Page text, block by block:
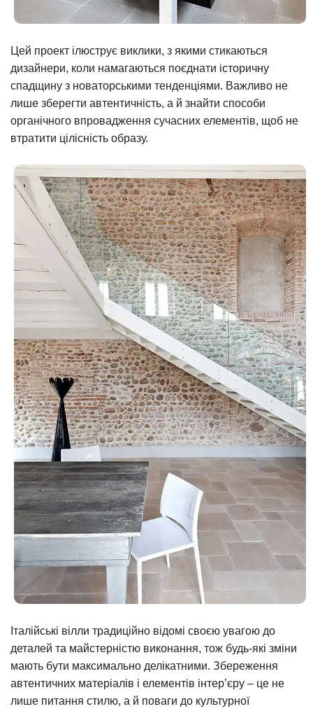
Цей проект ілюструє виклики, з якими стикаються
дизайнери, коли намагаються поєднати історичну
спадщину з новаторськими тенденціями. Важливо не
лише зберегти автентичність, а й знайти способи
органічного впровадження сучасних елементів, щоб не
втратити цілісність образу.
Італійські вілли традиційно відомі своєю увагою до
деталей та майстерністю виконання, тож будь-які зміни
мають бути максимально делікатними. Збереження
автентичних матеріалів і елементів інтер’єру – це не
лише питання стилю, а й поваги до культурної